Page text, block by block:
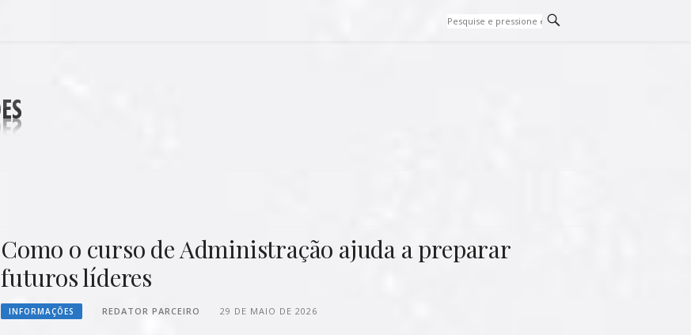
Como o curso de Administração ajuda a preparar
futuros líderes
INFORMAÇÕES REDATOR PARCEIRO 29 DE MAIO DE 2026